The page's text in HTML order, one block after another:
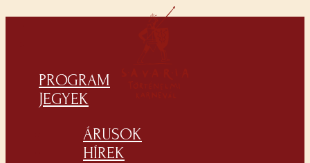
PROGRAM
JEGYEK
ÁRUSOK
HÍREK